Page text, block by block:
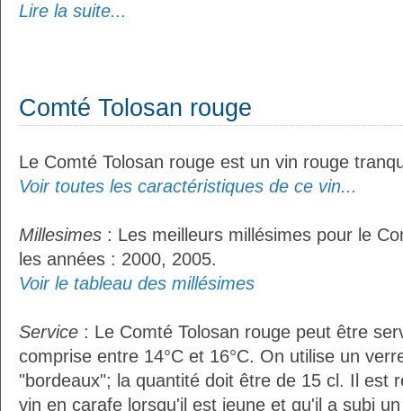
Lire la suite...
Comté Tolosan rouge
Le Comté Tolosan rouge est un vin rouge
Voir toutes les caractéristiques de ce vin...
Millesimes : Les meilleurs millésimes pour le
les années : 2000, 2005.
Voir le tableau des millésimes
Service : Le Comté Tolosan rouge peut être
comprise entre 14°C et 16°C. On utilise un
"bordeaux"; la quantité doit être de 15 cl. Il est
vin en carafe lorsqu'il est jeune et qu'il a subi